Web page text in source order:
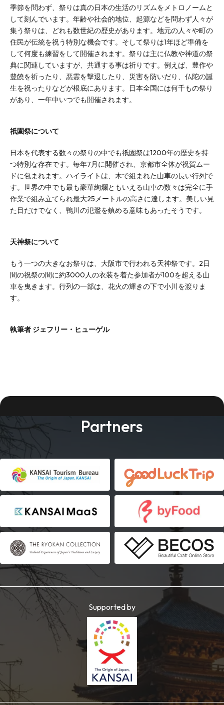
季節を問わず、祭りは真の日本の生活のリズムをメトロノームと
して刻んでいます。年齢や社会的地位、起源などを問わず人々が
集う祭りは、どれも数世紀の歴史があります。地元の人々や町の
住民が伝統を祝う特別な機会です。そして祭りは1年ほど準備を
して何度も練習をして開催されます。祭りは主に仏教や神道の祭
典に関連していますが、共通する事は祈りです。例えば、豊作や
豊饒を祈ったり、悪霊を撃退したり、災害を防いだり、仏陀の誕
生を祝ったりなどが根底にあります。日本全国には何千もの祭り
があり、一年中いつでも開催されます。
祇園祭について
日本を代表する数々の祭りの中でも祇園祭は1200年の歴史を持
つ特別な存在です。毎年7月に開催され、京都市全体が祝賀ムー
ドに包まれます。ハイライトは、木で組まれた山車の長い行列で
す。世界の中でも最も豪華絢爛ともいえる山車の数々は完全に手
作業で組み立てられ最大25メートルの高さに達します。美しい見
た目だけでなく、鴨川の氾濫を鎮める意味もあったそうです。
天神祭について
もう一つの大きなお祭りは、大阪市で行われる天神祭です。2日
間の祝祭の間に約3000人の衣装を着た参加者が100を超える山
車を曳きます。行列の一部は、花火の輝きの下で小川を渡りま
す。
執筆者 ジェフリー・ヒューゲル
Partners
Supported by